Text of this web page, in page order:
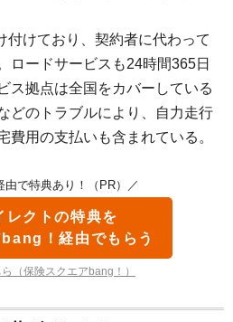
付けており、契約者に代わって
ロードサービスも24時間365日
ス拠点は全国をカバーしている
どのトラブルにより、自力走行
費用の支払いも含まれている。
由で特典あり！（PR）／
レクトの特典を
！経由でもらう
（保険スクエアbang！）